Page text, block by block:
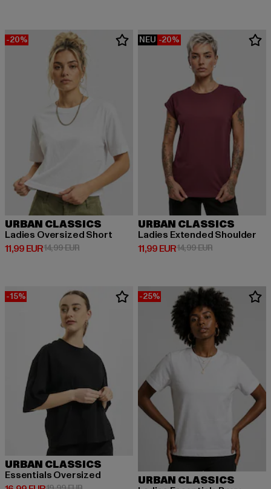
-20%
URBAN CLASSICS
Ladies Oversized Short
11,99 EUR
Derzeitiger Preis: 11,99 EUR
14,99 EURAktionspreis: 14,99 EUR
NEU -20%
URBAN CLASSICS
Ladies Extended Shoulder
11,99 EUR
Derzeitiger Preis: 11,99 EUR
14,99 EURAktionspreis:
-15%
URBAN CLASSICS
Essentials Oversized
-25%
URBAN CLASSICS